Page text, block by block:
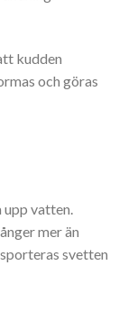
kudden
och göras
upp vatten.
mer än
svetten